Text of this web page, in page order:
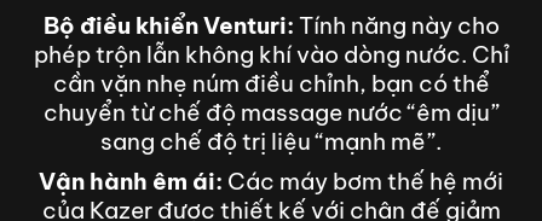
Bộ điều khiển Venturi: Tính năng này cho
phép trộn lẫn không khí vào dòng nước. Chỉ
cần vặn nhẹ núm điều chỉnh, bạn có thể
chuyển từ chế độ massage nước “êm dịu”
sang chế độ trị liệu “mạnh mẽ”.
Vận hành êm ái: Các máy bơm thế hệ mới
của Kazer được thiết kế với chân đế giảm